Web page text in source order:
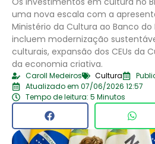
uma nova escala com a
Ministério da Cultura ao Banco do
incluem modernização
culturais, expansão dos CEUs da
da economia criativa.
Caroll Medeiros Cultura
Atualizado em 07/06/2026 12:57
Tempo de leitura: 5 Minutos